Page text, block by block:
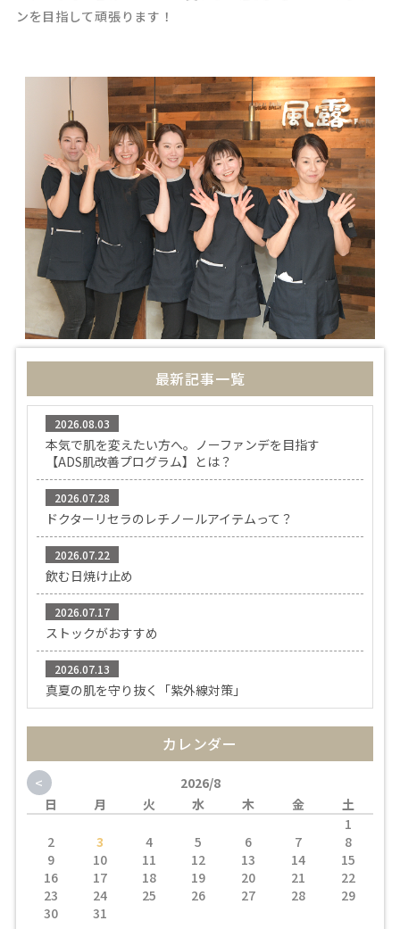
ンを目指して頑張ります！
最新記事一覧
2026.08.03
本気で肌を変えたい方へ。ノーファンデを目指す
【ADS肌改善プログラム】とは？
2026.07.28
ドクターリセラのレチノールアイテムって？
2026.07.22
飲む日焼け止め
2026.07.17
ストックがおすすめ
2026.07.13
真夏の肌を守り抜く「紫外線対策」
カレンダー
<
2026/8
日
月 火 水 木 金
土
1
2
3 4 5 6 7
8
9
10 11 12 13 14
15
16
17 18 19 20 21
22
23
24 25 26 27 28
29
30
31